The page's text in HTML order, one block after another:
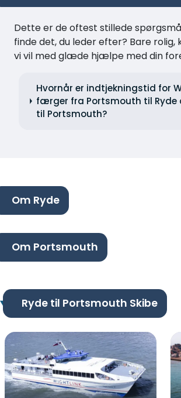
Dette er de oftest stillede
finde det, du leder efter? Bare rolig,
vi vil med glæde hjælpe med din
Hvornår er indtjekningstid for
færger fra Portsmouth til Ryde
til Portsmouth?
Om Ryde
Om Portsmouth
Ryde til Portsmouth Skibe